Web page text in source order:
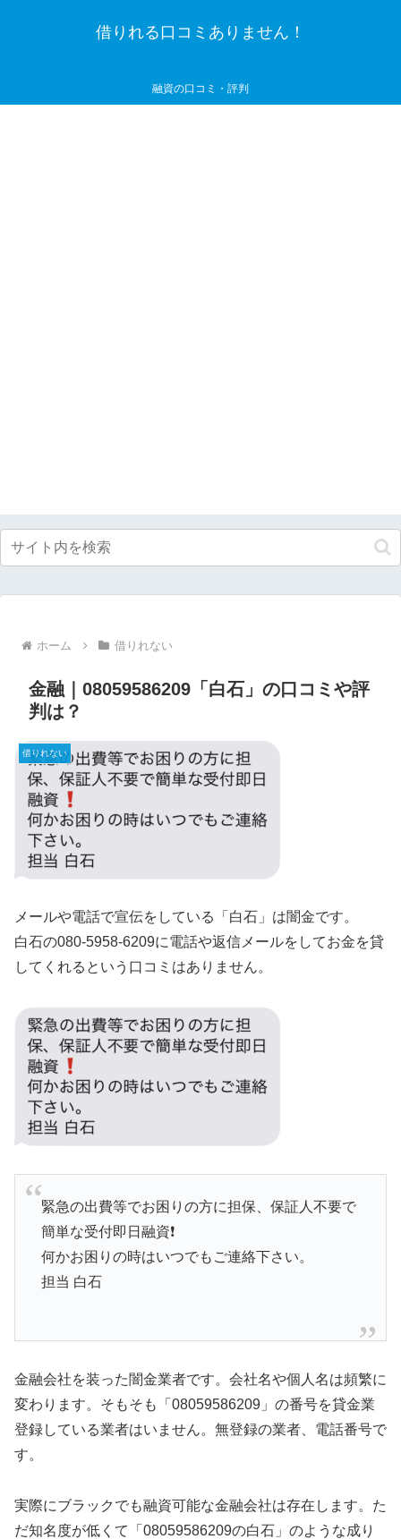
借りれる口コミありません！
融資の口コミ・評判
ホーム 借りれない
金融｜08059586209「白石」の口コミや評
判は？
借りれない
メールや電話で宣伝をしている「白石」は闇金です。
白石の080-5958-6209に電話や返信メールをしてお金を貸
してくれるという口コミはありません。
緊急の出費等でお困りの方に担保、保証人不要で
簡単な受付即日融資❗
何かお困りの時はいつでもご連絡下さい。
担当 白石
金融会社を装った闇金業者です。会社名や個人名は頻繁に
変わります。そもそも「08059586209」の番号を貸金業
登録している業者はいません。無登録の業者、電話番号で
す。
実際にブラックでも融資可能な金融会社は存在します。た
だ知名度が低くて「08059586209の白石」のような成り